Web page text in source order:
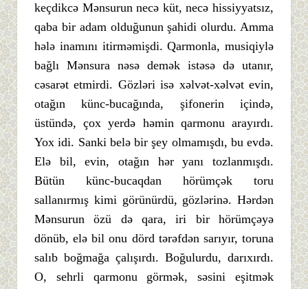
keçdikcə Mənsurun necə küt, necə hissiyyatsız,
qaba bir adam olduğunun şahidi olurdu. Amma
hələ inamını itirməmişdi. Qarmonla, musiqiylə
bağlı Mənsura nəsə demək istəsə də utanır,
cəsarət etmirdi. Gözləri isə xəlvət-xəlvət evin,
otağın künc-bucağında, şifonerin içində,
üstündə, çox yerdə həmin qarmonu arayırdı.
Yox idi. Sanki belə bir şey olmamışdı, bu evdə.
Elə bil, evin, otağın hər yanı tozlanmışdı.
Bütün künc-bucaqdan hörümçək toru
sallanırmış kimi görünürdü, gözlərinə. Hərdən
Mənsurun özü də qara, iri bir hörümçəyə
dönüb, elə bil onu dörd tərəfdən sarıyır, toruna
salıb boğmağa çalışırdı. Boğulurdu, darıxırdı.
O, sehrli qarmonu görmək, səsini eşitmək